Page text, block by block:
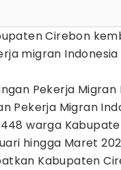
Cirebon
migran Indonesia
Pekerja Migran
Pekerja Migran
warga
hingga Maret
Kabupaten